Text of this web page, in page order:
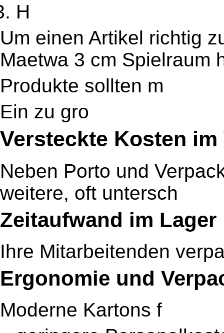
H
Um einen Artikel richtig
Maetwa 3 cm Spielraum
Produkte sollten m
Ein zu gro
Versteckte Kosten
Neben Porto und
weitere, oft untersch
Zeitaufwand im Lager
Ihre Mitarbeitenden
Ergonomie und
Moderne Kartons f